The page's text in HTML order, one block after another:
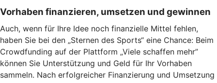
Vorhaben finanzieren, umsetzen und gewinnen
Auch, wenn für Ihre Idee noch finanzielle Mittel fehlen,
haben Sie bei den „Sternen des Sports“ eine Chance: Beim
Crowdfunding auf der Plattform „Viele schaffen mehr”
können Sie Unterstützung und Geld für Ihr Vorhaben
sammeln. Nach erfolgreicher Finanzierung und Umsetzung